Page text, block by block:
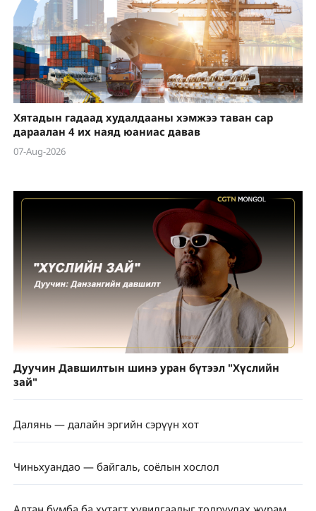
Хятадын гадаад худалдааны хэмжээ таван сар
дараалан 4 их наяд юаниас давав
07-Aug-2026
Дуучин Давшилтын шинэ уран бүтээл "Хүслийн
зай"
Далянь — далайн эргийн сэрүүн хот
Чиньхуандао — байгаль, соёлын хослол